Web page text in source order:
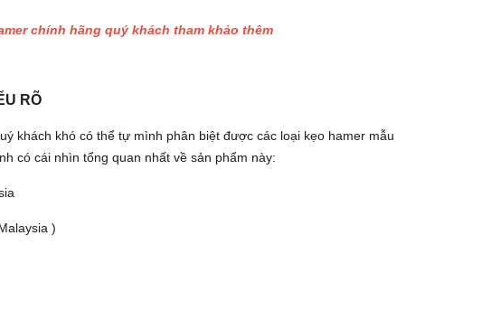
chính hãng quý khách tham khảo thêm
RÕ
khách khó có thể tự mình phân biệt được các loại kẹo hamer mẫu
có cái nhìn tổng quan nhất về sản phẩm này:
)